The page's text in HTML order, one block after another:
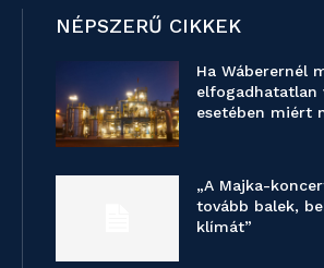
NÉPSZERŰ CIKKEK
Ha Wáberernél
elfogadhatatlan
esetében miért
„A Majka-
tovább balek,
klímát”